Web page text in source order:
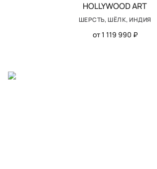
HOLLYWOOD ART
ШЕРСТЬ, ШЁЛК, ИНДИЯ
от 1 119 990 ₽